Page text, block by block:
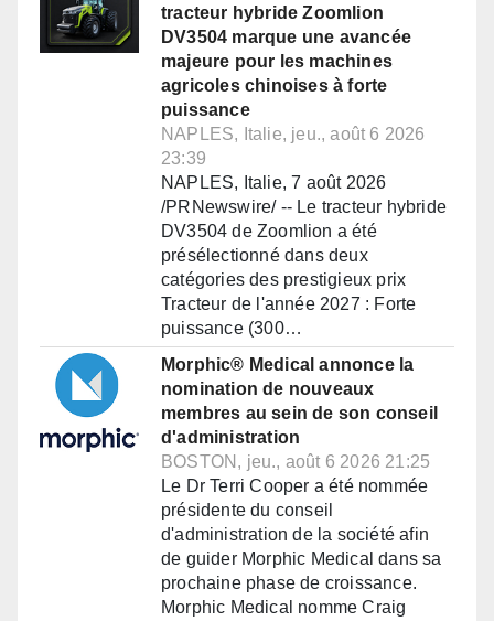
tracteur hybride Zoomlion
DV3504 marque une avancée
majeure pour les machines
agricoles chinoises à forte
puissance
NAPLES, Italie, jeu., août 6 2026
23:39
NAPLES, Italie, 7 août 2026
/PRNewswire/ -- Le tracteur hybride
DV3504 de Zoomlion a été
présélectionné dans deux
catégories des prestigieux prix
Tracteur de l'année 2027 : Forte
puissance (300…
Morphic® Medical annonce la
nomination de nouveaux
membres au sein de son conseil
d'administration
BOSTON, jeu., août 6 2026 21:25
Le Dr Terri Cooper a été nommée
présidente du conseil
d'administration de la société afin
de guider Morphic Medical dans sa
prochaine phase de croissance.
Morphic Medical nomme Craig